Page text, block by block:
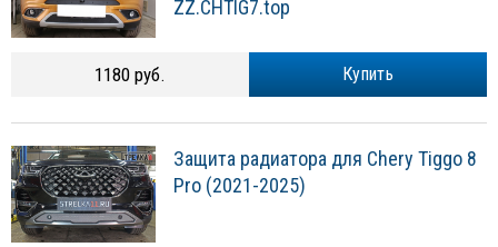
ZZ.CHTIG7.top
Купить
1180 руб.
Защита радиатора для Chery Tiggo 8
Pro (2021-2025)